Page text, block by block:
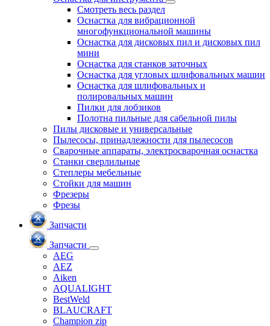
Смотреть весь раздел
Оснастка для вибрационной
многофункциональной машины
Оснастка для дисковых пил и дисковых пил
мини
Оснастка для станков заточных
Оснастка для угловых шлифовальных машин
Оснастка для шлифовальных и
полировальных машин
Пилки для лобзиков
Полотна пильные для сабельной пилы
Пилы дисковые и универсальные
Пылесосы, принадлежности для пылесосов
Сварочные аппараты, электросварочная оснастка
Станки сверлильные
Степлеры мебельные
Стойки для машин
Фрезеры
Фрезы
Запчасти
Запчасти
AEG
AEZ
Aiken
AQUALIGHT
BestWeld
BLAUCRAFT
Champion zip